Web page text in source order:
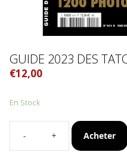
GUIDE 2023 DES
€12,00
En Stock
quantité
de
Acheter